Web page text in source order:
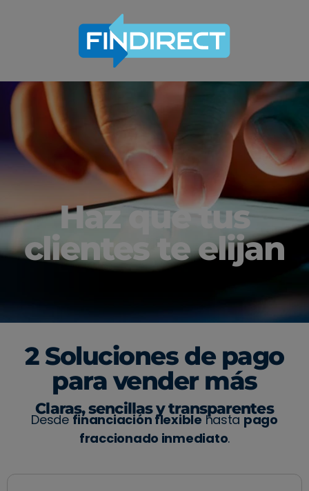
Haz que tus
clientes te elijan
2 Soluciones de pago
para vender más
Claras, sencillas y transparentes
Desdefinanciación flexiblehastapago
fraccionado inmediato.